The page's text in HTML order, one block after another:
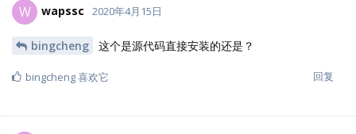
W wapssc 2020年4月15日
bingcheng 这个是源代码直接安装的还是？
回复
bingcheng喜欢它